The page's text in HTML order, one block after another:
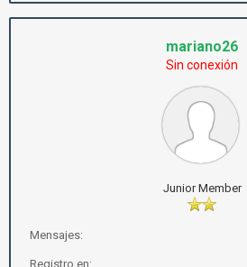
mariano26
Sin conexión
Junior Member
Mensajes:
Registro en: